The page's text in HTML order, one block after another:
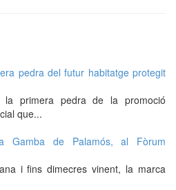
pedra del futur habitatge protegit
la primera pedra de la promoció
que...
Gamba de Palamós, al Fòrum
i fins dimecres vinent, la marca